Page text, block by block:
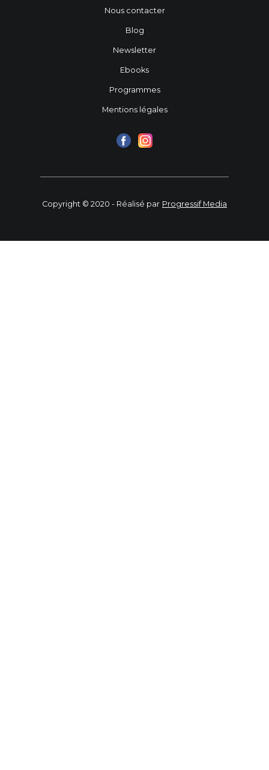
Nous contacter
Blog
Newsletter
Ebooks
Programmes
Mentions légales
Copyright © 2020 - Réalisé par Progressif Media